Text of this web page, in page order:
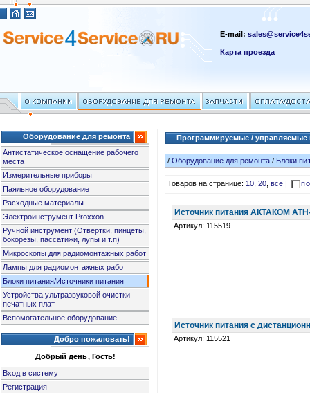
E-mail:
Карта проезда
Оборудование для ремонта
Антистатическое оснащение рабочего
места
Измерительные приборы
Паяльное оборудование
Расходные материалы
Электроинструмент Proxxon
Ручной инструмент (Отвертки, пинцеты,
бокорезы, пассатижи, лупы и т.п)
Микроскопы для радиомонтажных работ
Лампы для радиомонтажных работ
Блоки питания/Источники питания
Устройства ультразвуковой очистки
печатных плат
Вспомогательное оборудование
Добро пожаловать!
Добрый день, Гость!
Вход в систему
Регистрация
Программируемые / управляемые
/Оборудование для ремонта / Блоки
Товаров на странице:10,20,все
Источник питания АКТАКОМ
Артикул: 115519
Источник питания с
Артикул: 115521